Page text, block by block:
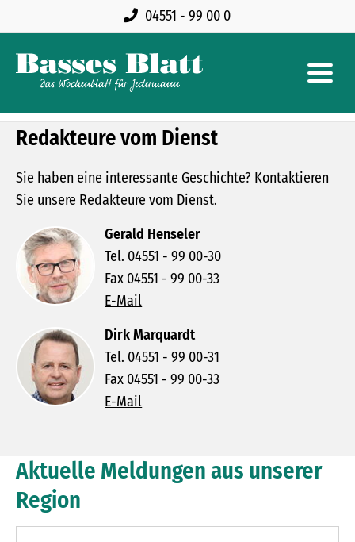
04551 - 99 00 0
Redakteure vom Dienst
Sie haben eine interessante Geschichte? Kontaktieren
Sie unsere Redakteure vom Dienst.
Gerald Henseler
Tel. 04551 - 99 00-30
Fax 04551 - 99 00-33
E-Mail
Dirk Marquardt
Tel. 04551 - 99 00-31
Fax 04551 - 99 00-33
E-Mail
Aktuelle Meldungen aus unserer
Region